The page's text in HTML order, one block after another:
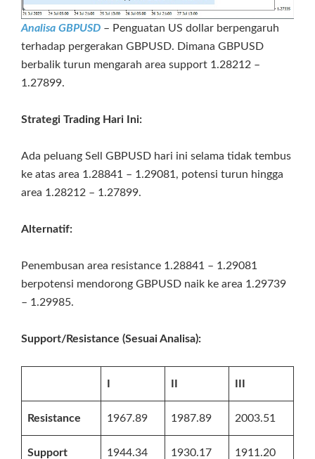
Analisa GBPUSD – Penguatan US dollar berpengaruh
terhadap pergerakan GBPUSD. Dimana GBPUSD
berbalik turun mengarah area support 1.28212 –
1.27899.
Strategi Trading Hari Ini:
Ada peluang Sell GBPUSD hari ini selama tidak tembus
ke atas area 1.28841 – 1.29081, potensi turun hingga
area 1.28212 – 1.27899.
Alternatif:
Penembusan area resistance 1.28841 – 1.29081
berpotensi mendorong GBPUSD naik ke area 1.29739
– 1.29985.
Support/Resistance (Sesuai Analisa):
Resistance 1967.89 1987.89 2003.51
Support 1944.34 1930.17 1911.20